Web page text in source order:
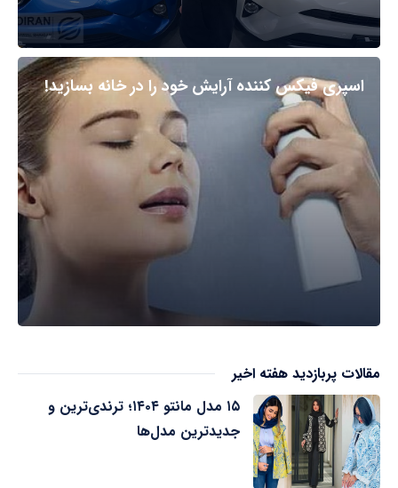
اسپری فیکس کننده آرایش خود را در خانه بسازید!
مقالات پربازدید هفته اخیر
۱۵ مدل مانتو ۱۴۰۴؛ ترندی‌ترین و
جدیدترین مدل‌ها